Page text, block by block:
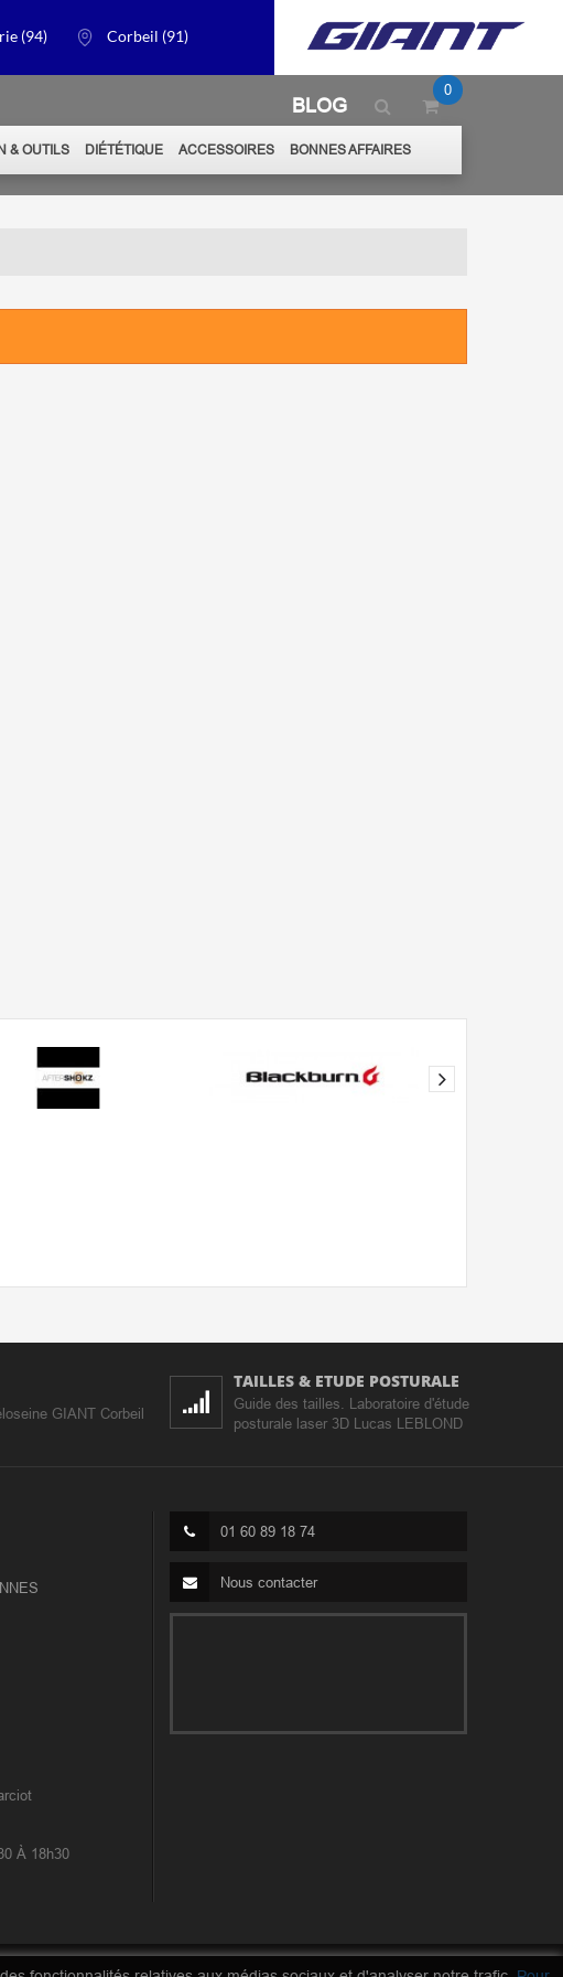
(94) Corbeil (91)
BLOG
0
& OUTILS DIÉTÉTIQUE ACCESSOIRES BONNES AFFAIRES
GIANT Corbeil
TAILLES & ETUDE POSTURALE
Guide des tailles. Laboratoire d'étude
posturale laser 3D Lucas LEBLOND
À 18h30
01 60 89 18 74
Nous contacter